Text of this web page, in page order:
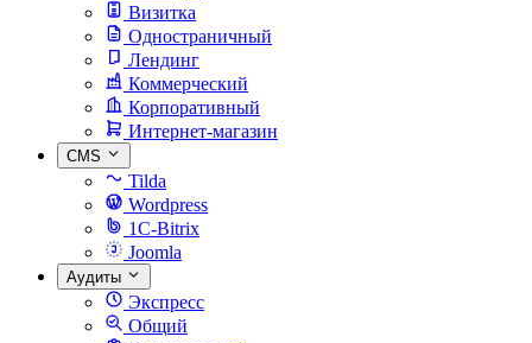
Визитка
Одностраничный
Лендинг
Коммерческий
Корпоративный
Интернет-магазин
CMS
Tilda
Wordpress
1C-Bitrix
Joomla
Аудиты
Экспресс
Общий